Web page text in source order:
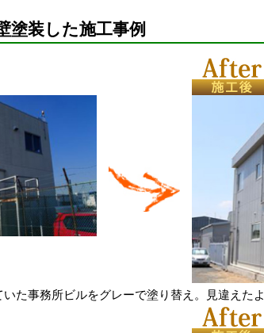
塗装した施工事例
た事務所ビルをグレーで塗り替え。見違えた